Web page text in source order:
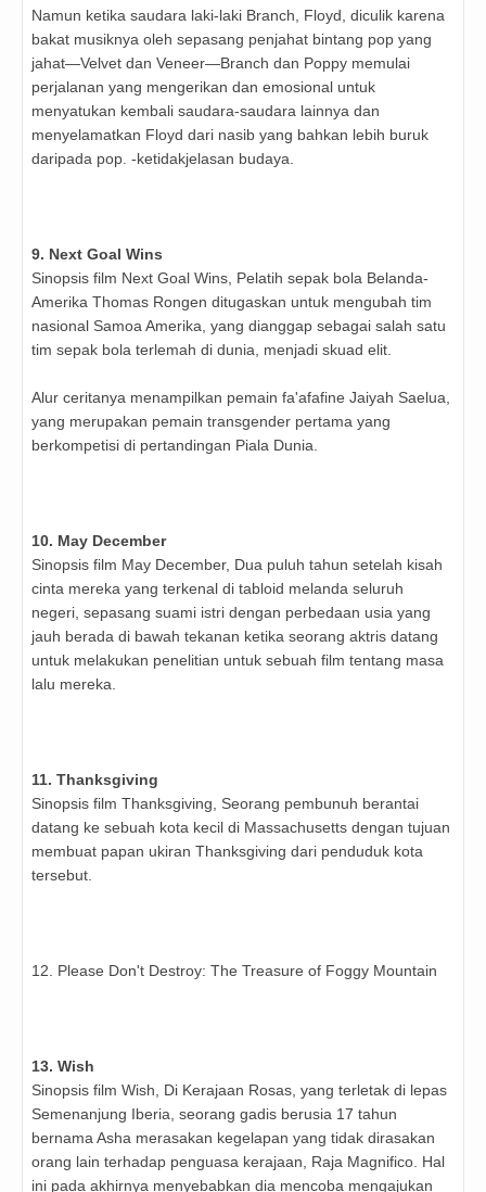
Namun ketika saudara laki-laki Branch, Floyd, diculik karena
bakat musiknya oleh sepasang penjahat bintang pop yang
jahat—Velvet dan Veneer—Branch dan Poppy memulai
perjalanan yang mengerikan dan emosional untuk
menyatukan kembali saudara-saudara lainnya dan
menyelamatkan Floyd dari nasib yang bahkan lebih buruk
daripada pop. -ketidakjelasan budaya.
9. Next Goal Wins
Sinopsis film Next Goal Wins, Pelatih sepak bola Belanda-
Amerika Thomas Rongen ditugaskan untuk mengubah tim
nasional Samoa Amerika, yang dianggap sebagai salah satu
tim sepak bola terlemah di dunia, menjadi skuad elit.
Alur ceritanya menampilkan pemain fa'afafine Jaiyah Saelua,
yang merupakan pemain transgender pertama yang
berkompetisi di pertandingan Piala Dunia.
10. May December
Sinopsis film May December, Dua puluh tahun setelah kisah
cinta mereka yang terkenal di tabloid melanda seluruh
negeri, sepasang suami istri dengan perbedaan usia yang
jauh berada di bawah tekanan ketika seorang aktris datang
untuk melakukan penelitian untuk sebuah film tentang masa
lalu mereka.
11. Thanksgiving
Sinopsis film Thanksgiving, Seorang pembunuh berantai
datang ke sebuah kota kecil di Massachusetts dengan tujuan
membuat papan ukiran Thanksgiving dari penduduk kota
tersebut.
12. Please Don't Destroy: The Treasure of Foggy Mountain
13. Wish
Sinopsis film Wish, Di Kerajaan Rosas, yang terletak di lepas
Semenanjung Iberia, seorang gadis berusia 17 tahun
bernama Asha merasakan kegelapan yang tidak dirasakan
orang lain terhadap penguasa kerajaan, Raja Magnifico. Hal
ini pada akhirnya menyebabkan dia mencoba mengajukan